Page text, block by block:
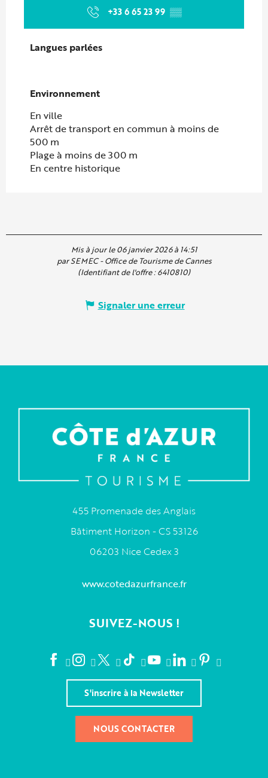
+33 6 65 23 99 ▒▒
Langues parlées
Langues parlées
Environnement
Environnement
En ville
Arrêt de transport en commun à moins de
500 m
Plage à moins de 300 m
En centre historique
Mis à jour le 06 janvier 2026 à 14:51
par SEMEC - Office de Tourisme de Cannes
(Identifiant de l'offre :6410810)
Signaler une erreur
455 Promenade des Anglais
Bâtiment Horizon - CS 53126
06203 Nice Cedex 3
www.cotedazurfrance.fr
SUIVEZ-NOUS !
S'inscrire à la Newsletter
NOUS CONTACTER